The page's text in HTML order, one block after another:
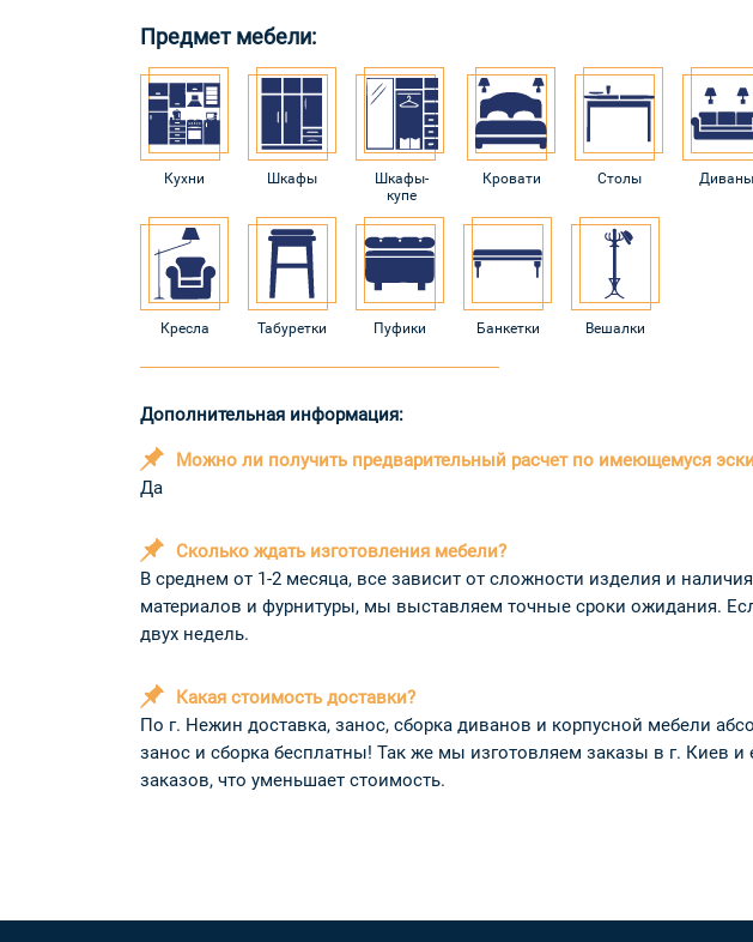
Предмет мебели:
Кухни Шкафы
Шкафы-
купе
Кровати Столы Диваны
Кресла Табуретки Пуфики Банкетки Вешалки
Дополнительная информация:
Можно ли получить предварительный расчет по имеющемуся
Да
Сколько ждать изготовления мебели?
В среднем от 1-2 месяца, все зависит от сложности изделия и
материалов и фурнитуры, мы выставляем точные сроки ожидания.
двух недель.
Какая стоимость доставки?
По г. Нежин доставка, занос, сборка диванов и корпусной мебели
занос и сборка бесплатны! Так же мы изготовляем заказы в г. Киев
заказов, что уменьшает стоимость.